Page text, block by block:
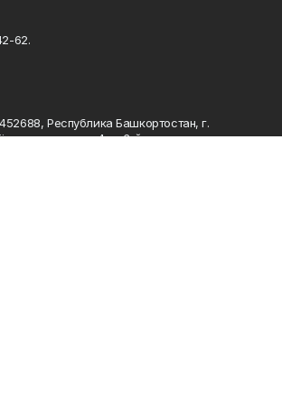
62.
Республика Башкортостан, г.
шоссе, 4-а, 3-й этаж.